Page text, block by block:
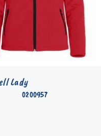
0200957
Lady